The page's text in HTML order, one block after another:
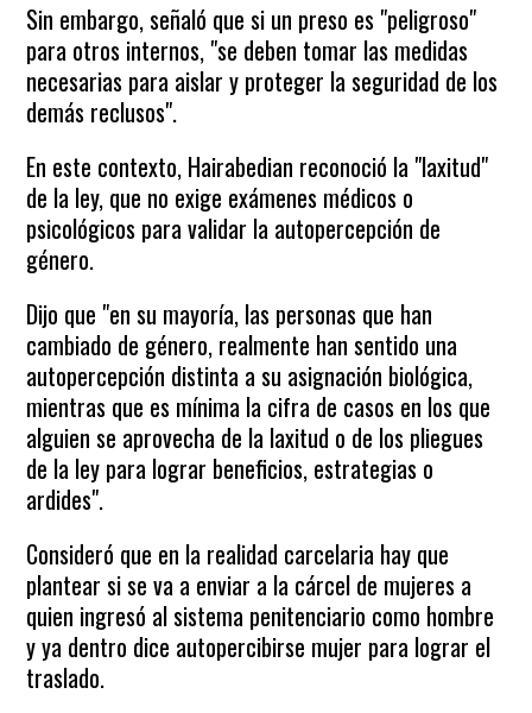
Sin embargo, señaló que si un preso es "peligroso"
para otros internos, "se deben tomar las medidas
necesarias para aislar y proteger la seguridad de los
demás reclusos".
En este contexto, Hairabedian reconoció la "laxitud"
de la ley, que no exige exámenes médicos o
psicológicos para validar la autopercepción de
género.
Dijo que "en su mayoría, las personas que han
cambiado de género, realmente han sentido una
autopercepción distinta a su asignación biológica,
mientras que es mínima la cifra de casos en los que
alguien se aprovecha de la laxitud o de los pliegues
de la ley para lograr beneficios, estrategias o
ardides".
Consideró que en la realidad carcelaria hay que
plantear si se va a enviar a la cárcel de mujeres a
quien ingresó al sistema penitenciario como hombre
y ya dentro dice autopercibirse mujer para lograr el
traslado.